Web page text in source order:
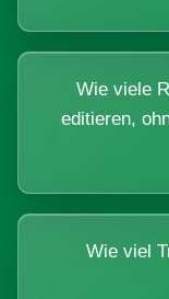
Wie viele
editieren,
Wie viel